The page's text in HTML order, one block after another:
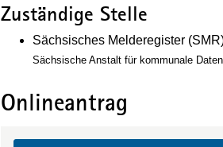
Zuständige Stelle
Sächsisches Melderegister
Sächsische Anstalt für kommunale
Onlineantrag